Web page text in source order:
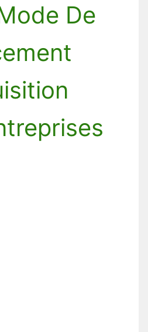
De